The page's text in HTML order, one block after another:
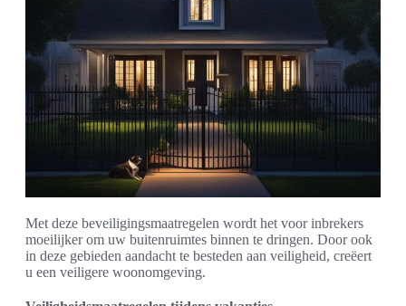
Met deze beveiligingsmaatregelen wordt het voor inbrekers
moeilijker om uw buitenruimtes binnen te dringen. Door ook
in deze gebieden aandacht te besteden aan veiligheid, creëert
u een veiligere woonomgeving.